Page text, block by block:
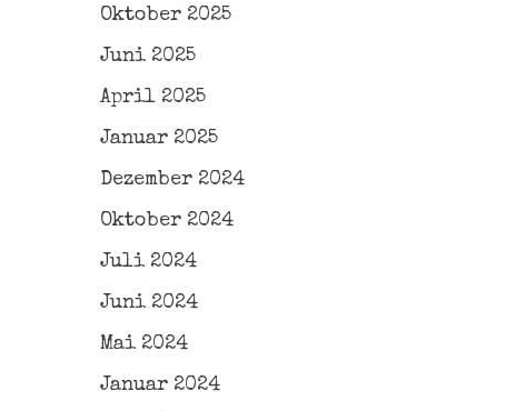
Oktober 2025
Juni 2025
April 2025
Januar 2025
Dezember 2024
Oktober 2024
Juli 2024
Juni 2024
Mai 2024
Januar 2024